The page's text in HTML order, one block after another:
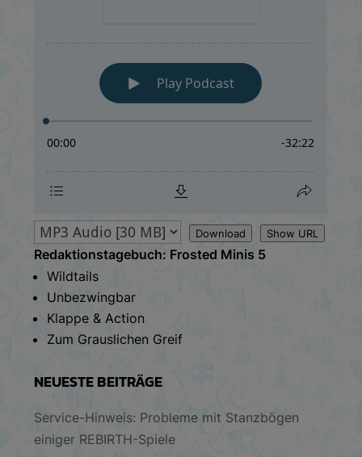
Download Show URL
Redaktionstagebuch: Frosted Minis 5
Wildtails
Unbezwingbar
Klappe & Action
Zum Grauslichen Greif
NEUESTE BEITRÄGE
Service-Hinweis: Probleme mit Stanzbögen
einiger REBIRTH-Spiele